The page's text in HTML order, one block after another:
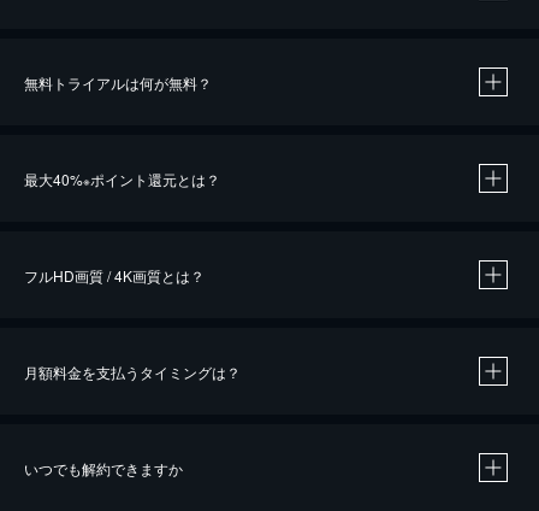
無料トライアルは何が無料？
最大40%※ポイント還元とは？
※40％ポイント還元の対象は、クレジットカード決済による作品の購入 / レンタルです。
フルHD画質 / 4K画質とは？
月額料金を支払うタイミングは？
いつでも解約できますか